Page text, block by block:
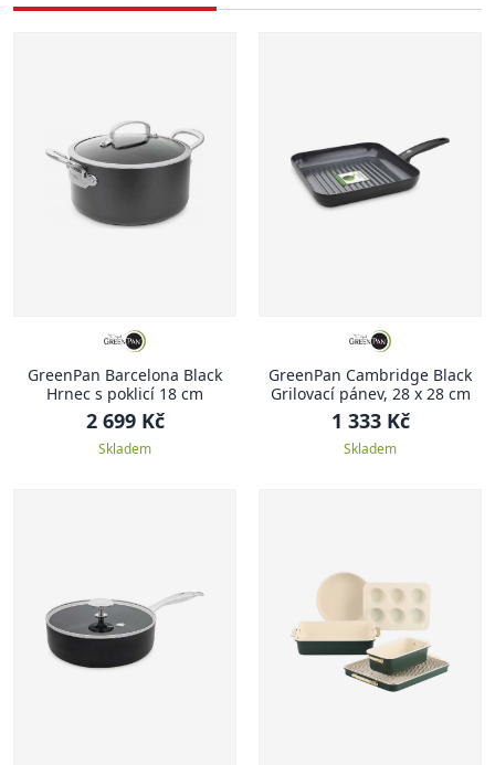
GreenPan Barcelona Black
Hrnec s poklicí 18 cm
2 699 Kč
Skladem
GreenPan Cambridge Black
Grilovací pánev, 28 x 28 cm
1 333 Kč
Skladem